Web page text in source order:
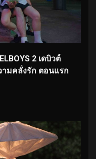
2 เดบิวต์
ามคลั่งรัก ตอนแรก